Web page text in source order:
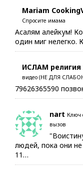
Mariam
Спросите имама
Асалям алейкум!
один миг нелегко.
ИСЛАМ
видео (НЕ ДЛЯ
79626365590
nart Ключ
вызов
людей, пока они
11…